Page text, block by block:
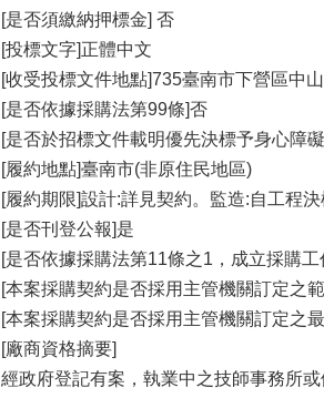
[是否須繳納押標金] 否
[投標文字]正體中文
[收受投標文件地點]735臺南市下營區中
[是否依據採購法第99條]否
[是否於招標文件載明優先決標予身心障
[履約地點]臺南市(非原住民地區)
[履約期限]設計:詳見契約。監造:自工程
[是否刊登公報]是
[是否依據採購法第11條之1，成立採購
[本案採購契約是否採用主管機關訂定之
[本案採購契約是否採用主管機關訂定之
[廠商資格摘要]
經政府登記有案，執業中之技師事務所